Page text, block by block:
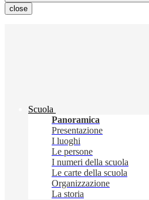
close
Scuola
Panoramica
Presentazione
I luoghi
Le persone
I numeri della scuola
Le carte della scuola
Organizzazione
La storia